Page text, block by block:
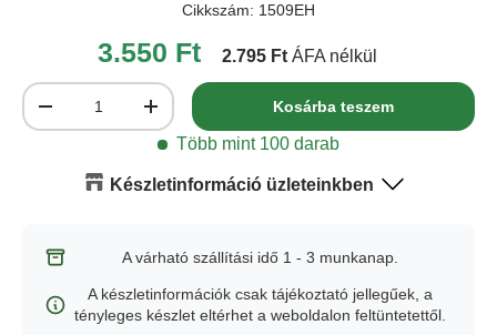
Cikkszám: 1509EH
3.550 Ft 2.795 Ft ÁFA nélkül
Mennyiség
+ Kosárba teszem
Több mint 100 darab
Készletinformáció üzleteinkben
Győr-Készleten (6 db)
A várható szállítási idő 1 - 3 munkanap.
A készletinformációk csak tájékoztató jellegűek, a
tényleges készlet eltérhet a weboldalon feltüntetettől.